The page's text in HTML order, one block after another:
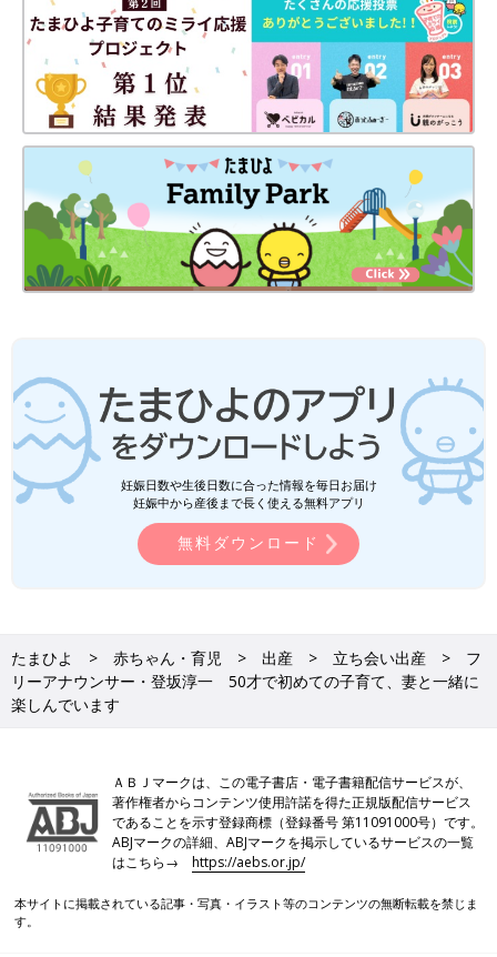
妊娠日数や生後日数に合った情報を毎日お届け
妊娠中から産後まで長く使える無料アプリ
無料ダウンロード
たまひよ 赤ちゃん・育児 出産 立ち会い出産
フ
リーアナウンサー・登坂淳一 50才で初めての子育て、妻と一緒に
楽しんでいます
ＡＢＪマークは、この電子書店・電子書籍配信サービスが、
著作権者からコンテンツ使用許諾を得た正規版配信サービス
であることを示す登録商標（登録番号 第11091000号）です。
ABJマークの詳細、ABJマークを掲示しているサービスの一覧
はこちら→https://aebs.or.jp/
本サイトに掲載されている記事・写真・イラスト等のコンテンツの無断転載を禁じま
す。